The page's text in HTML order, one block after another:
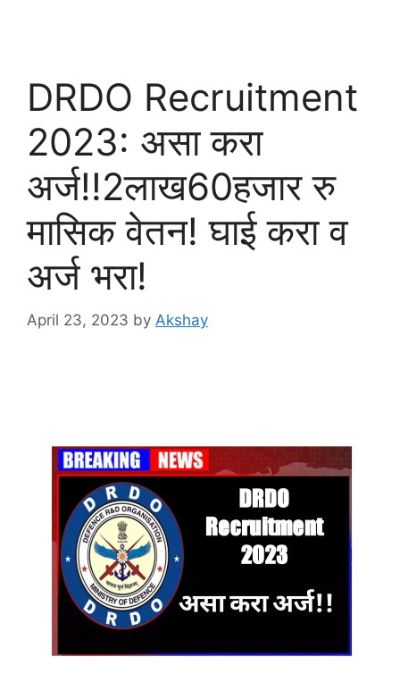
DRDO Recruitment
2023: असा करा
अर्ज!!2लाख60हजार रु
मासिक वेतन! घाई करा व
अर्ज भरा!
April 23, 2023 by Akshay